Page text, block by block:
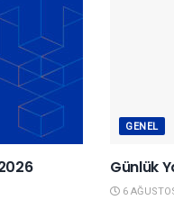
GENEL
Günlük
6